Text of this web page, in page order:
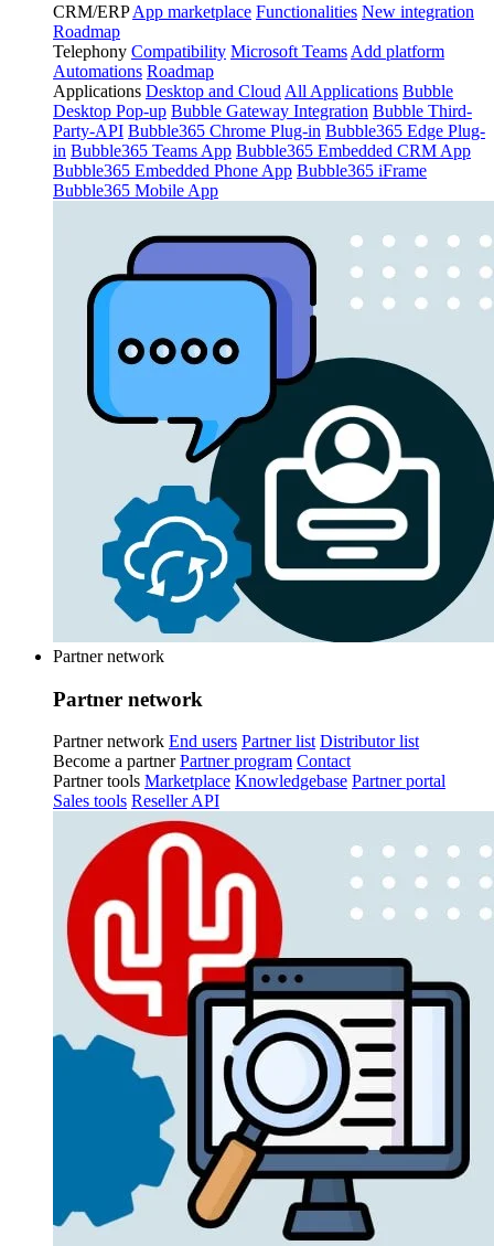
CRM/ERP App marketplace Functionalities New integration
Roadmap
Telephony Compatibility Microsoft Teams Add platform
Automations Roadmap
Applications Desktop and Cloud All Applications Bubble
Desktop Pop-up Bubble Gateway Integration Bubble Third-
Party-API Bubble365 Chrome Plug-in Bubble365 Edge Plug-
in Bubble365 Teams App Bubble365 Embedded CRM App
Bubble365 Embedded Phone App Bubble365 iFrame
Bubble365 Mobile App
Partner network
Partner network
Partner network End users Partner list Distributor list
Become a partner Partner program Contact
Partner tools Marketplace Knowledgebase Partner portal
Sales tools Reseller API